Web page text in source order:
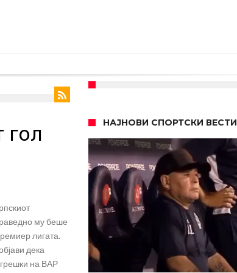
уште засилувања!
евра за да ги задоволи Германците?
Лука Модриќ
гол
му беше
лигата.
дека
грешки на ВАР
НАЈНОВИ СПОРТСКИ ВЕСТИ